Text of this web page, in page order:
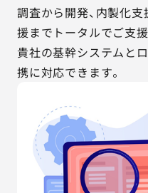
調査から開発、内製化
援までトータルでご支援
貴社の基幹システムと
携に対応できます。